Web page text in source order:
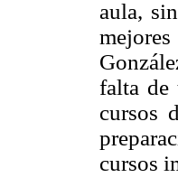
aula,
falta de
cursos
cursos